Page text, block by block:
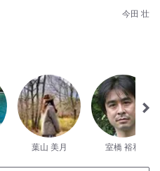
今田 壮
葉山 美月 室橋 裕和